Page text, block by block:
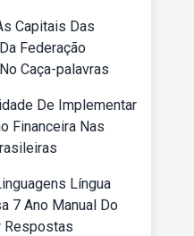
Capitais Das
Federação
Caça-palavras
De Implementar
Financeira Nas
Língua
7 Ano Manual Do